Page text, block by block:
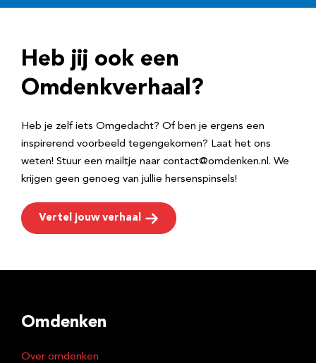
r
e
Heb jij ook een
Omdenkverhaal?
Heb je zelf iets Omgedacht? Of ben je ergens een
inspirerend voorbeeld tegengekomen? Laat het ons
weten! Stuur een mailtje naar contact@omdenken.nl. We
krijgen geen genoeg van jullie hersenspinsels!
Vertel jouw verhaal
Omdenken
Over omdenken